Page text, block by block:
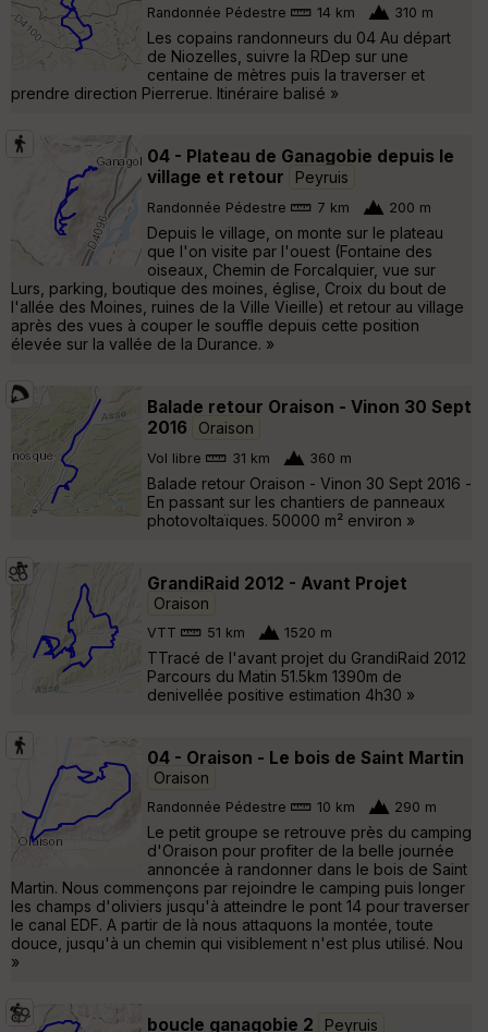
Randonnée Pédestre 14 km 310 m
Les copains randonneurs du 04 Au départ
de Niozelles, suivre la RDep sur une
centaine de mètres puis la traverser et
prendre direction Pierrerue. Itinéraire balisé »
04 - Plateau de Ganagobie depuis le
village et retour
Peyruis
Randonnée Pédestre 7 km 200 m
Depuis le village, on monte sur le plateau
que l'on visite par l'ouest (Fontaine des
oiseaux, Chemin de Forcalquier, vue sur
Lurs, parking, boutique des moines, église, Croix du bout de
l'allée des Moines, ruines de la Ville Vieille) et retour au village
après des vues à couper le souffle depuis cette position
élevée sur la vallée de la Durance. »
Balade retour Oraison - Vinon 30 Sept
2016
Oraison
Vol libre 31 km 360 m
Balade retour Oraison - Vinon 30 Sept 2016 -
En passant sur les chantiers de panneaux
photovoltaïques. 50000 m² environ »
GrandiRaid 2012 - Avant Projet
Oraison
VTT 51 km 1520 m
TTracé de l'avant projet du GrandiRaid 2012
Parcours du Matin 51.5km 1390m de
denivellée positive estimation 4h30 »
04 - Oraison - Le bois de Saint Martin
Oraison
Randonnée Pédestre 10 km 290 m
Le petit groupe se retrouve près du camping
d'Oraison pour profiter de la belle journée
annoncée à randonner dans le bois de Saint
Martin. Nous commençons par rejoindre le camping puis longer
les champs d'oliviers jusqu'à atteindre le pont 14 pour traverser
le canal EDF. A partir de là nous attaquons la montée, toute
douce, jusqu'à un chemin qui visiblement n'est plus utilisé. Nou
»
boucle ganagobie 2 Peyruis